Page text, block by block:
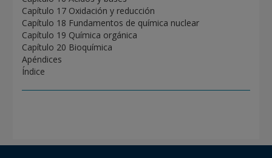
Capítulo 17 Oxidación y reducción
Capítulo 18 Fundamentos de química nuclear
Capítulo 19 Química orgánica
Capítulo 20 Bioquímica
Apéndices
Índice